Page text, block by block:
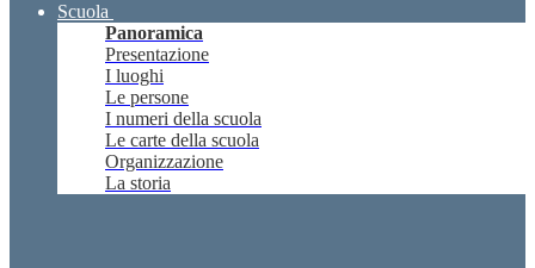
Scuola
Panoramica
Presentazione
I luoghi
Le persone
I numeri della scuola
Le carte della scuola
Organizzazione
La storia